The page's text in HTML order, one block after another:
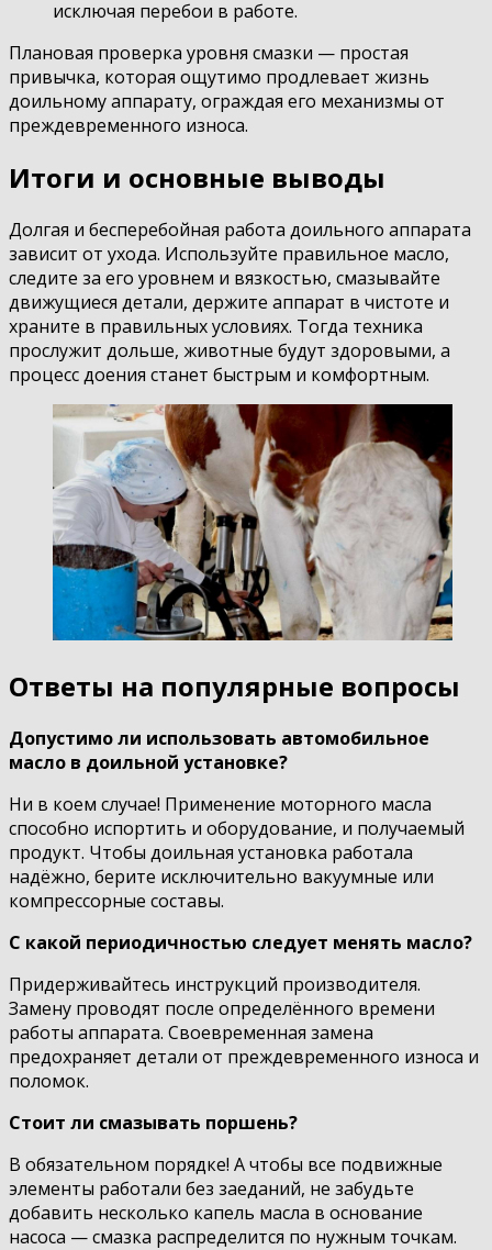
исключая перебои в работе.
Плановая проверка уровня смазки — простая
привычка, которая ощутимо продлевает жизнь
доильному аппарату, ограждая его механизмы от
преждевременного износа.
Итоги и основные выводы
Долгая и бесперебойная работа доильного аппарата
зависит от ухода. Используйте правильное масло,
следите за его уровнем и вязкостью, смазывайте
движущиеся детали, держите аппарат в чистоте и
храните в правильных условиях. Тогда техника
прослужит дольше, животные будут здоровыми, а
процесс доения станет быстрым и комфортным.
Ответы на популярные вопросы
Допустимо ли использовать автомобильное
масло в доильной установке?
Ни в коем случае! Применение моторного масла
способно испортить и оборудование, и получаемый
продукт. Чтобы доильная установка работала
надёжно, берите исключительно вакуумные или
компрессорные составы.
С какой периодичностью следует менять масло?
Придерживайтесь инструкций производителя.
Замену проводят после определённого времени
работы аппарата. Своевременная замена
предохраняет детали от преждевременного износа и
поломок.
Стоит ли смазывать поршень?
В обязательном порядке! А чтобы все подвижные
элементы работали без заеданий, не забудьте
добавить несколько капель масла в основание
насоса — смазка распределится по нужным точкам.